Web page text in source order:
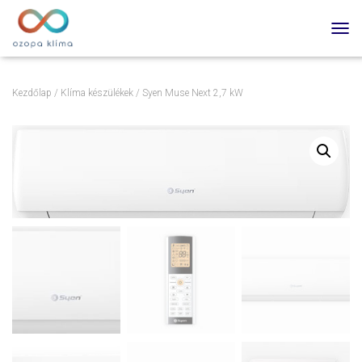
Kezdőlap / Klíma készülékek / Syen Muse Next 2,7 kW